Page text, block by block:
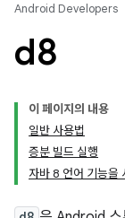
Android Developers
d8
이 페이지의 내용
일반 사용법
증분 빌드 실행
자바 8 언어 기능을